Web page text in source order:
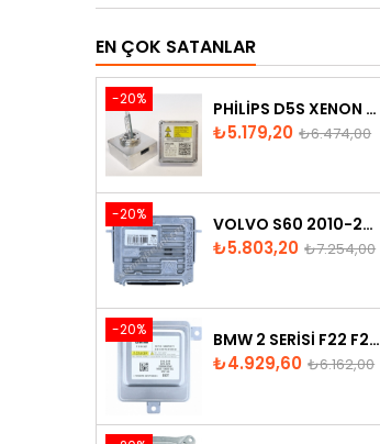
EN ÇOK SATANLAR
-20% PHILIPS D5S XENON AMPUL
Fiyat
₺5.179,20 Normal
₺6.474,00
-20% VOLVO S60 2010-2018 XENON FAR BEYNI 31297942
Fiyat
₺5.803,20 Normal
₺7.254,00
-20% BMW 2 SERISI F22 F23 2013-2016 XENON FAR BEYNI 7318327
Fiyat
₺4.929,60 Normal
₺6.162,00